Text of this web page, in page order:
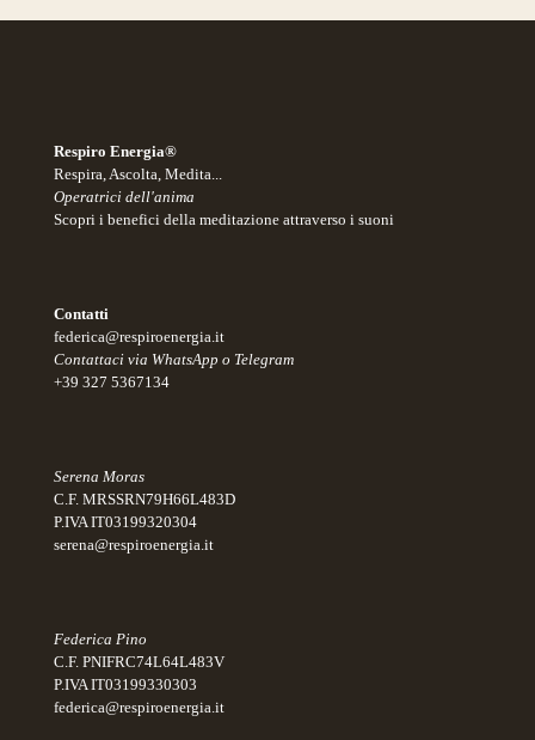
Respiro Energia®
Respira, Ascolta, Medita...
Operatrici dell'anima
Scopri i benefici della meditazione attraverso i suoni
Contatti
federica@respiroenergia.it
Contattaci via WhatsApp o Telegram
+39 327 5367134
Serena Moras
C.F. MRSSRN79H66L483D
P.IVA IT03199320304
serena@respiroenergia.it
Federica Pino
C.F. PNIFRC74L64L483V
P.IVA IT03199330303
federica@respiroenergia.it